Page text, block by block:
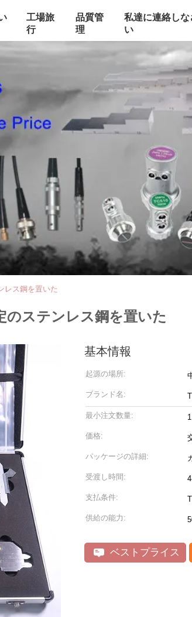
工場旅
行
品質管
理
私達に連絡しな
い
レス鋼を置いた
のステンレス鋼を置いた
基本情報
起源の場所:
ブランド名:
最小注文数量: 1
価格:
パッケージの詳細:
受渡し時間:
支払条件:
供給の能力:
ベストプライス